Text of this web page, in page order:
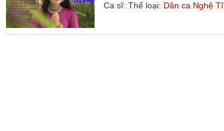
Ca sĩ: Thể loại: Dân ca Nghệ